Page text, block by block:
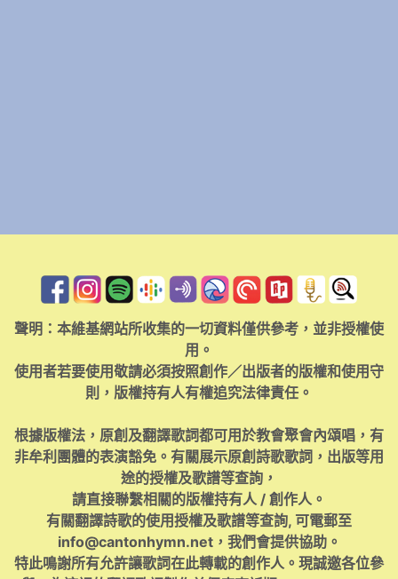
聲明：本維基網站所收集的一切資料僅供參考，並非授權使
用。
使用者若要使用敬請必須按照創作／出版者的版權和使用守
則，版權持有人有權追究法律責任。
根據版權法，原創及翻譯歌詞都可用於教會聚會內頌唱，有
非牟利團體的表演豁免。有關展示原創詩歌歌詞，出版等用
途的授權及歌譜等查詢，
請直接聯繫相關的版權持有人 / 創作人。
有關翻譯詩歌的使用授權及歌譜等查詢, 可電郵至
info@cantonhymn.net，我們會提供協助。
特此鳴謝所有允許讓歌詞在此轉載的創作人。現誠邀各位參